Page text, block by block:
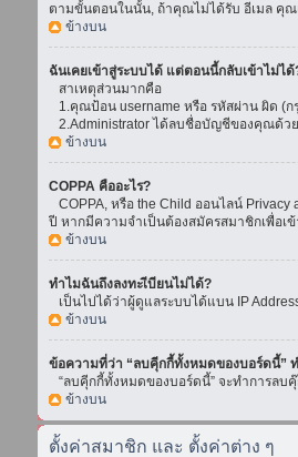
ตามขั้นตอนในนั้น, ถ้าคุณไม่ได้รับ อีเมล คุณ
ข้างบน
ฉันเคยเข้าสู่ระบบได้ แต่ตอนนี้กลับเข้าไม่ได้
สาเหตุส่วนมากคือ
1.คุณป้อน username หรือ รหัสผ่าน ผิด (
2.Administrator ได้ลบชื่อบัญชีของคุณด้วย
ข้างบน
COPPA คืออะไร?
COPPA, หรือ the Child ออนไลน์
ปี หากมีความจำเป็นต้องสมัครสมาชิกเพื่อเ
ข้างบน
ทำไมฉันถึงลงทะเีบียนไม่ได้?
เป็นไปได้ว่าผู้ดูแลระบบได้แบน IP
ข้างบน
ข้อความที่ว่า “ลบคุีกกี้ทั้งหมดของบอร์ดนี้” ท
“ลบคุีกกี้ทั้งหมดของบอร์ดนี้” จะทำการลบ
ข้างบน
ตั้งค่าสมาชิก และ ตั้งค่าต่าง ๆ